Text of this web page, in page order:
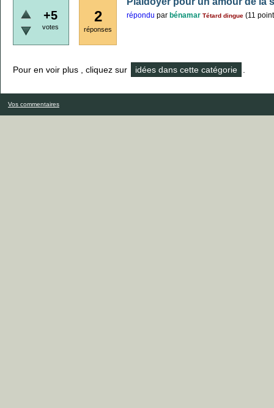
+5
votes
2
réponses
répondu par bénamar Tétard dingue (11
Pour en voir plus , cliquez sur idées dans cette catégorie
Vos commentaires